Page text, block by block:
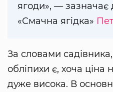
ягоди», — зазначає
«Смачна ягідка»
За словами
обліпихи є, хоча ціна
дуже висока. В